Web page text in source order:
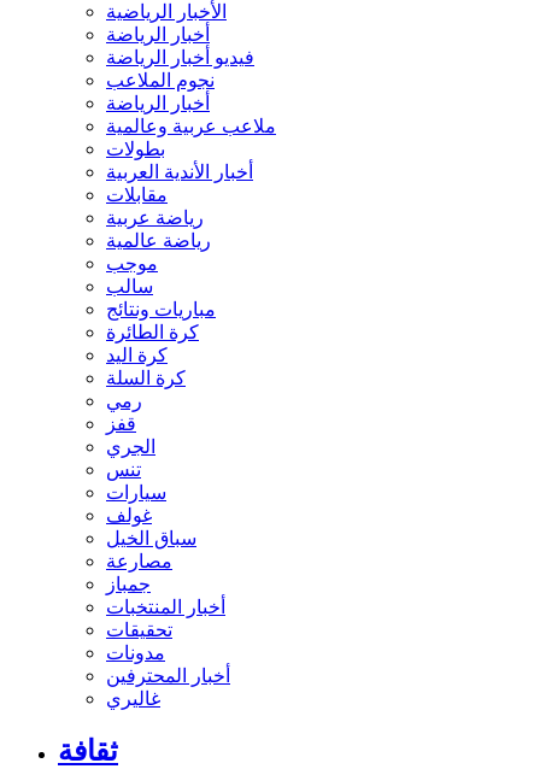
الأخبار الرياضية
أخبار الرياضة
فيديو أخبار الرياضة
نجوم الملاعب
أخبار الرياضة
ملاعب عربية وعالمية
بطولات
أخبار الأندية العربية
مقابلات
رياضة عربية
رياضة عالمية
موجب
سالب
مباريات ونتائج
كرة الطائرة
كرة اليد
كرة السلة
رمي
قفز
الجري
تنس
سيارات
غولف
سباق الخيل
مصارعة
جمباز
أخبار المنتخبات
تحقيقات
مدونات
أخبار المحترفين
غاليري
ثقافة